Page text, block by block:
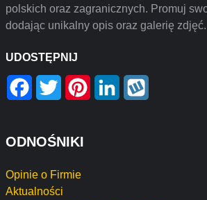
polskich oraz zagranicznych. Promuj
dodając unikalny opis oraz galerię zdjęć.
UDOSTĘPNIJ
Facebook
Twitter PinterestLinkedIn
ODNOŚNIKI
Opinie o Firmie
Aktualności